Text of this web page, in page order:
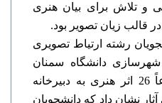
و ﺗﻼش ﺑﺮای ﺑﯿﺎن ﻫﻨﺮی
ﻗﺎﻟﺐ زیان ﺗﺼﻮیر ﺑﻮد.
از داﻧﺸﺠﻮیان رﺷﺘﻪ ارتیاط تصویری
دانشگاه سمنان
ﻣﺸﺎرکت داشتند و مجموعاً 26 اﺛﺮ ﻫﻨﺮی ﺑﻪ دﺑﯿﺮﺧﺎﻧﻪ
ﻧﺸﺎن داد که داﻧﺸﺠﻮیان